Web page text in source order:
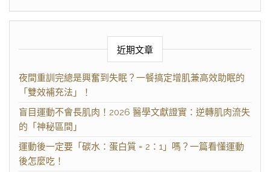
近期文章
夜間重訓完總是興奮到失眠？一餐搞定增肌兼高效助眠的
「雙效補充法」！
盲目運動不會長肌肉！2026 醫學文獻證實：逆轉肌肉流失
的「神秘區間」
運動後一定要「碳水：蛋白質 = 2：1」嗎？一篇看懂運動
後怎麼吃！